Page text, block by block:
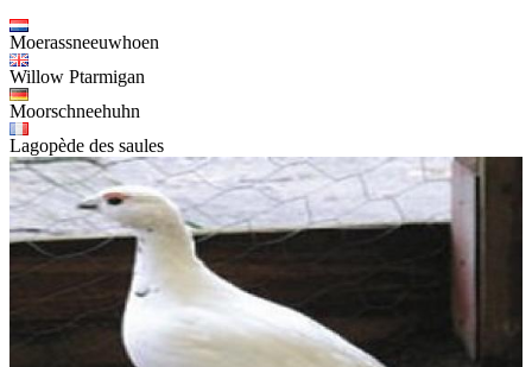
Moerassneeuwhoen
Willow Ptarmigan
Moorschneehuhn
Lagopède des saules